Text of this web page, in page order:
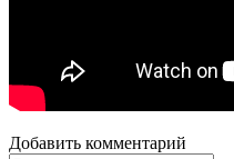
Добавить комментарий